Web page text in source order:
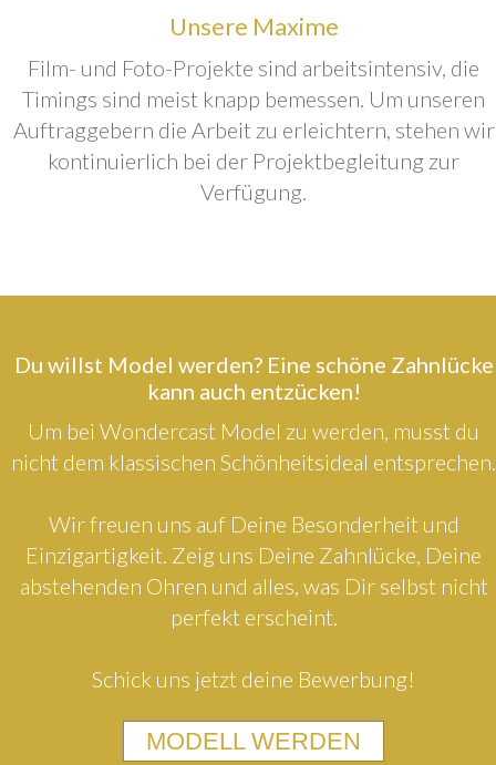
Unsere Maxime
Film- und Foto-Projekte sind arbeitsintensiv, die
Timings sind meist knapp bemessen. Um unseren
Auftraggebern die Arbeit zu erleichtern, stehen wir
kontinuierlich bei der Projektbegleitung zur
Verfügung.
Du willst Model werden? Eine schöne Zahnlücke
kann auch entzücken!
Um bei Wondercast Model zu werden, musst du
nicht dem klassischen Schönheitsideal entsprechen.
Wir freuen uns auf Deine Besonderheit und
Einzigartigkeit. Zeig uns Deine Zahnlücke, Deine
abstehenden Ohren und alles, was Dir selbst nicht
perfekt erscheint.
Schick uns jetzt deine Bewerbung!
MODELL WERDEN